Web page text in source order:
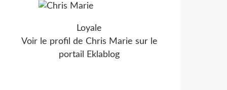
Loyale
Voir le profil de Chris Marie sur le
portail Eklablog